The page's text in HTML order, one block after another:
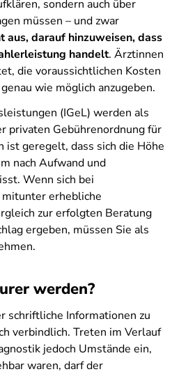
sondern auch über
müssen – und zwar
aus, darauf hinzuweisen, dass
handelt. Ärztinnen
die voraussichtlichen Kosten
wie möglich anzugeben.
(IGeL) werden als
privaten Gebührenordnung für
ist geregelt, dass sich die Höhe
nach Aufwand und
Wenn sich bei
erhebliche
zur erfolgten Beratung
ergeben, müssen Sie als
werden?
schriftliche Informationen zu
verbindlich. Treten im Verlauf
jedoch Umstände ein,
waren, darf der